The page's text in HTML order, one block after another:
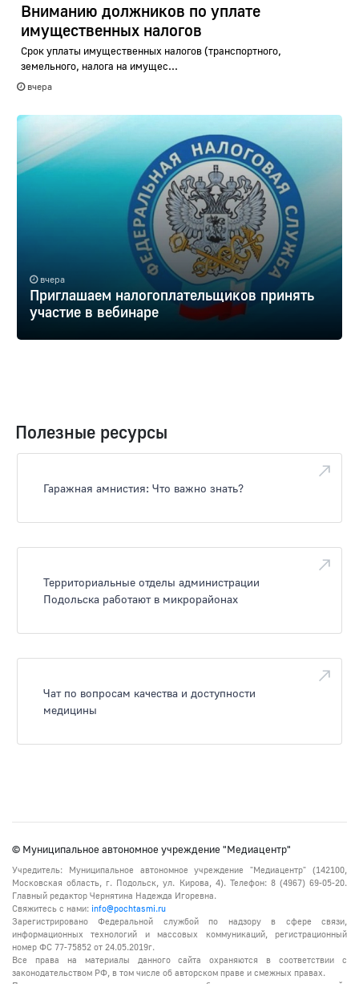
Вниманию должников по уплате
имущественных налогов
Срок уплаты имущественных налогов (транспортного,
земельного, налога на имущес...
вчера
вчера
Приглашаем налогоплательщиков принять
участие в вебинаре
Полезные ресурсы
Гаражная амнистия: Что важно знать?
Территориальные отделы администрации
Подольска работают в микрорайонах
Чат по вопросам качества и доступности
медицины
© Муниципальное автономное учреждение "Медиацентр"
Учредитель: Муниципальное автономное учреждение "Медиацентр" (142100,
Московская область, г. Подольск, ул. Кирова, 4). Телефон: 8 (4967) 69-05-20.
Главный редактор Чернятина Надежда Игоревна.
Свяжитесь с нами: info@pochtasmi.ru
Зарегистрировано Федеральной службой по надзору в сфере связи,
информационных технологий и массовых коммуникаций, регистрационный
номер ФС 77-75852 от 24.05.2019г.
Все права на материалы данного сайта охраняются в соответствии с
законодательством РФ, в том числе об авторском праве и смежных правах.